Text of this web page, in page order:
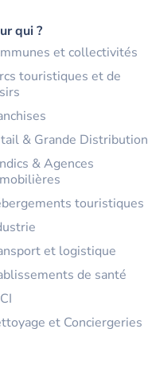
qui ?
et collectivités
touristiques et de
& Grande Distribution
& Agences
touristiques
et logistique
de santé
et Conciergeries